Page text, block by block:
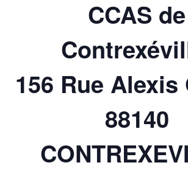
CCAS de
156 Rue Alexis
88140